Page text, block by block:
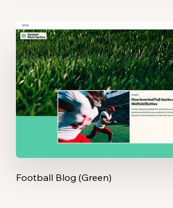
Football Blog (Green)